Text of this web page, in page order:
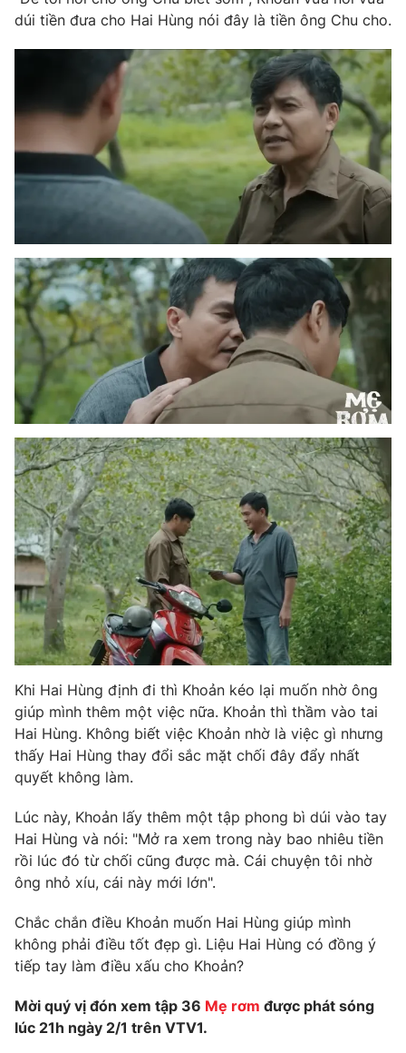
VTV Sức khoẻ Bất động sản
Thị trường 24h Tấm lòng Việt
VTV4 Vươn mình bằng AI
VTV9 VTV8
English
THỜI BÁO VTV
Theo dõi báo trên
Cơ quan chủ quản:Đài Truyền hình Việt Nam
Cơ quan báo chí:Thời báo VTV
Giấy phép hoạt động báo in và báo điện tử số 483/GP-BTTTT
cấp ngày 29/12/2023
Tổng Biên tập:Vũ Thanh Thủy
Phó Tổng Biên tập:Nguyễn Thị Mỹ Hạnh, Phạm Quốc Thắng,
Nguyễn Trọng Ninh
Tổng đài VTV:024.38 355 931 - 024.38 355 932
Ðiện thoại Thời báo VTV:024.66 897 897
Email:
toasoan@vtv.vn
Liên hệ quảng cáo:024-7300.7108
® Cấm sao chép dưới mọi hình thức nếu không có sự chấp
thông tin từ website này.
dúi tiền đưa cho Hai Hùng nói đây là tiền ông Chu cho.
Khi Hai Hùng định đi thì Khoản kéo lại muốn nhờ ông
giúp mình thêm một việc nữa. Khoản thì thầm vào tai
Hai Hùng. Không biết việc Khoản nhờ là việc gì nhưng
thấy Hai Hùng thay đổi sắc mặt chối đây đẩy nhất
quyết không làm.
Lúc này, Khoản lấy thêm một tập phong bì dúi vào tay
Hai Hùng và nói: "Mở ra xem trong này bao nhiêu tiền
rồi lúc đó từ chối cũng được mà. Cái chuyện tôi nhờ
ông nhỏ xíu, cái này mới lớn".
Chắc chắn điều Khoản muốn Hai Hùng giúp mình
không phải điều tốt đẹp gì. Liệu Hai Hùng có đồng ý
tiếp tay làm điều xấu cho Khoản?
Mời quý vị đón xem tập 36 Mẹ rơm được phát sóng
lúc 21h ngày 2/1 trên VTV1.